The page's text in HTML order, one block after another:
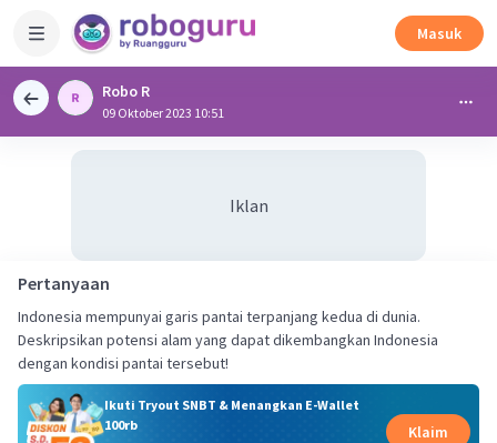
Masuk
Robo R
09 Oktober 2023 10:51
Iklan
Pertanyaan
Indonesia mempunyai garis pantai terpanjang kedua di dunia.
Deskripsikan potensi alam yang dapat dikembangkan Indonesia
dengan kondisi pantai tersebut!
Ikuti Tryout SNBT & Menangkan E-Wallet
100rb
Klaim